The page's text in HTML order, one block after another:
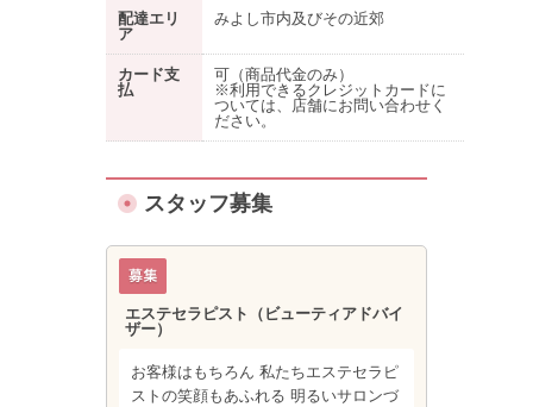
配達エリ
ア
みよし市内及びその近郊
カード支
払
可（商品代金のみ）
※利用できるクレジットカードに
ついては、店舗にお問い合わせく
ださい。
スタッフ募集
エステセラピスト（ビューティアドバイ
ザー）
お客様はもちろん 私たちエステセラピ
ストの笑顔もあふれる 明るいサロンづ